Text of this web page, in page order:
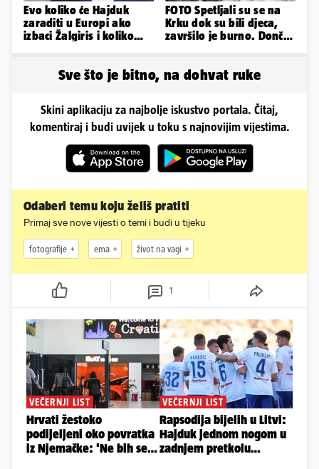
Evo koliko će Hajduk
zaraditi u Europi ako
izbaci Žalgiris i koliko
FOTO Spetljali su se na
Krku dok su bili djeca,
završilo je burno. Dončić
Sve što je bitno, na dohvat ruke
Skini aplikaciju za najbolje iskustvo portala. Čitaj,
komentiraj i budi uvijek u toku s najnovijim vijestima.
Odaberi temu koju želiš pratiti
Primaj sve nove vijesti o temi i budi u tijeku
fotografije ema život na vagi
1